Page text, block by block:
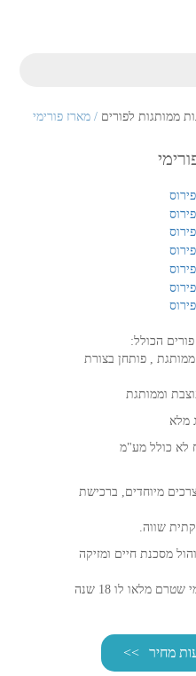
ממותגות לפורים / מארז פורימי
הכולל:
ממותגת , פותחן בצורת
וממותגת
מלא
מיוחדים, ברכישת
שווה.
מסכנת חיים ומזיקה
מכירת משקאות אלכוהוליים למי שטרם מלאו לו 18 שנה
מחיר